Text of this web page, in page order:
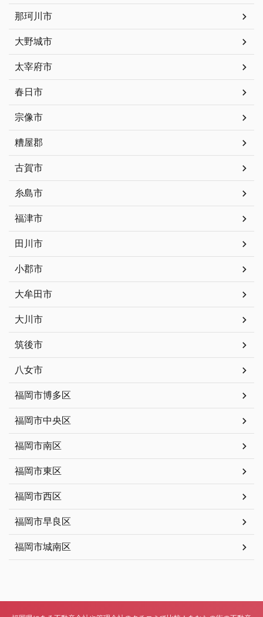
那珂川市
大野城市
太宰府市
春日市
宗像市
糟屋郡
古賀市
糸島市
福津市
田川市
小郡市
大牟田市
大川市
筑後市
八女市
福岡市博多区
福岡市中央区
福岡市南区
福岡市東区
福岡市西区
福岡市早良区
福岡市城南区